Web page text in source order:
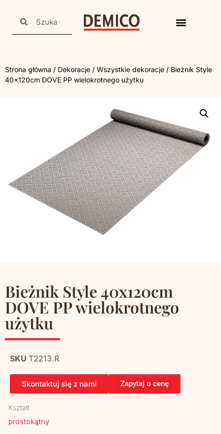
Strona główna / Dekoracje / Wszystkie dekoracje / Bieżnik Style
40x120cm DOVE PP wielokrotnego użytku
Bieżnik Style 40x120cm
DOVE PP wielokrotnego
użytku
SKU T2213.R
Skontaktuj się z nami Zapytaj o cenę
Kształt
prostokątny